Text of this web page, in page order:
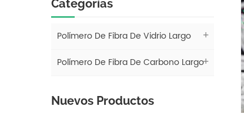
Categorías
Polímero De Fibra De Vidrio Largo
Polímero De Fibra De Carbono Largo
Nuevos Productos